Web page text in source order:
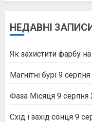
НЕДАВНІ
Як захистити фарбу на
Магнітні бурі 9
Фаза Місяця 9
Схід і захід сонця 9